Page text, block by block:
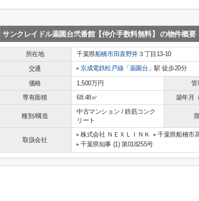
サンクレイドル薬園台弐番館【仲介手数料無料】 の物件概要
所在地 千葉県船橋市田喜野井 ３丁目13-10
交通
京成電鉄松戸線 「 薬園台 」駅 徒歩20分
価格 1,500万円 管
専有面積
68.48㎡ 築年月
種別/構造
中古マンション / 鉄筋コンク
リート
取扱会社
株式会社 ＮＥＸＬＩＮＫ 千葉県船橋市
千葉県知事 (1) 第018255号